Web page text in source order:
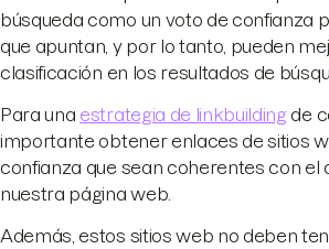
búsqueda como un voto de confianza
que apuntan, y por lo tanto, pueden
clasificación en los resultados de
Para una estrategia de linkbuildingde
importante obtener enlaces de sitios
confianza que sean coherentes con el
nuestra página web.
Además, estos sitios web no deben